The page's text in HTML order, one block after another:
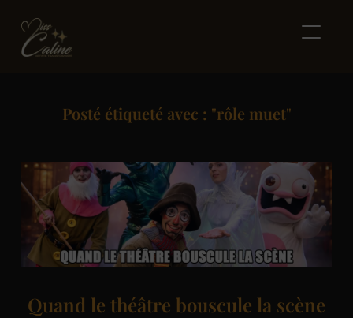
Posté étiqueté avec : "rôle muet"
Quand le théâtre bouscule la scène